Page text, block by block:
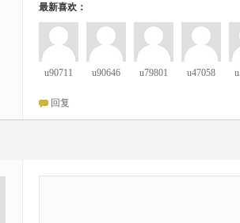
最新喜欢：
u90711 u90646 u79801 u47058
回复